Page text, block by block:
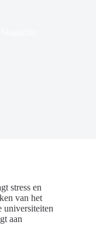
stress en
van het
universiteiten
aan